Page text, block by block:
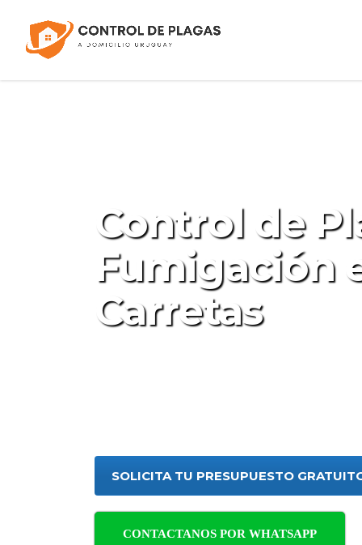
Control de
Fumigación
Carretas
SOLICITA TU PRESUPUESTO
CONTACTANOS POR WHATSAPP